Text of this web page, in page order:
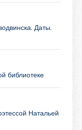
Даты.
библиотеке
Натальей